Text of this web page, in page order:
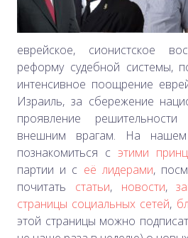
еврейское, сионистское
реформу судебной системы,
интенсивное поощрение
Израиль, за сбережение
проявление
внешним врагам. На
познакомиться с этими
партии и с её лидерами,
почитать статьи, новости,
страницы социальных сетей,
этой страницы можно